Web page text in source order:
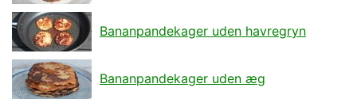
Bananpandekager uden havregryn
Bananpandekager uden æg